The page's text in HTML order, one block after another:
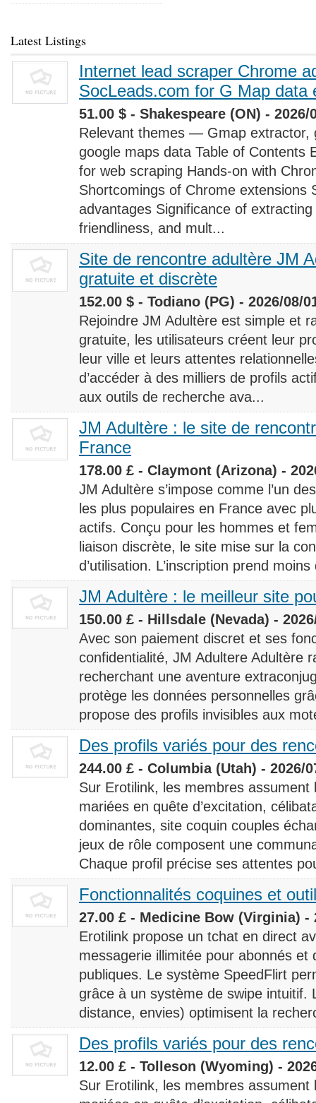
Latest Listings
Internet lead scraper Chrome
SocLeads.com for G Map data
51.00 $ - Shakespeare (ON) - 2026/
Relevant themes — Gmap extractor,
google maps data Table of Contents
for web scraping Hands-on with
Shortcomings of Chrome extensions
advantages Significance of
friendliness, and mult...
Site de rencontre adultère JM
gratuite et discrète
152.00 $ - Todiano (PG) - 2026/08/
Rejoindre JM Adultère est simple et
gratuite, les utilisateurs créent leur
leur ville et leurs attentes
d’accéder à des milliers de profils
aux outils de recherche ava...
JM Adultère : le site de
France
178.00 £ - Claymont (Arizona) -
JM Adultère s’impose comme l’un
les plus populaires en France avec
actifs. Conçu pour les hommes et
liaison discrète, le site mise sur la
d’utilisation. L’inscription prend
JM Adultère : le meilleur site
150.00 £ - Hillsdale (Nevada) -
Avec son paiement discret et ses
confidentialité, JM Adultere Adultère
recherchant une aventure
protège les données personnelles
propose des profils invisibles aux
Des profils variés pour des
244.00 £ - Columbia (Utah) - 2026/
Sur Erotilink, les membres
mariées en quête d’excitation,
dominantes, site coquin couples
jeux de rôle composent une
Chaque profil précise ses attentes
Fonctionnalités coquines et
27.00 £ - Medicine Bow (Virginia) -
Erotilink propose un tchat en direct
messagerie illimitée pour abonnés et
publiques. Le système SpeedFlirt
grâce à un système de swipe intuitif.
distance, envies) optimisent la
Des profils variés pour des
12.00 £ - Tolleson (Wyoming) -
Sur Erotilink, les membres